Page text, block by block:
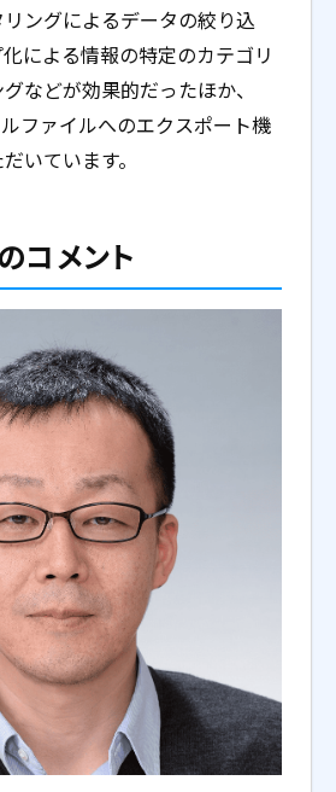
ングによるデータの絞り込
による情報の特定のカテゴリ
などが効果的だったほか、
ファイルへのエクスポート機
いています。
コメント